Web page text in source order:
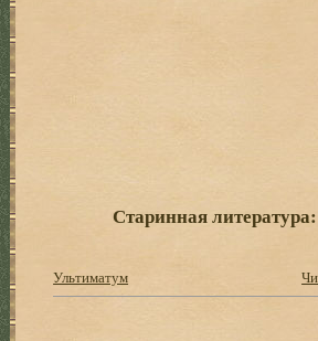
Старинная
Ультиматум